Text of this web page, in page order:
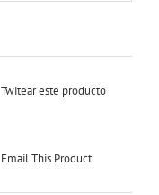
Twitear este producto
Email This Product